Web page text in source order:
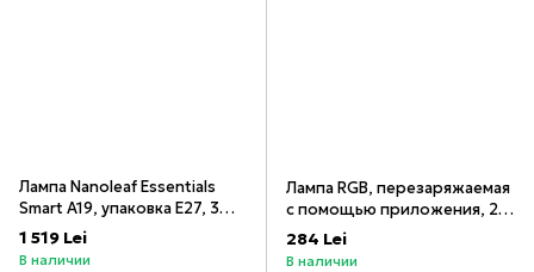
Лампа Nanoleaf Essentials
Smart A19, упаковка E27, 3
шт.
1 519 Lei
В наличии
Лампа RGB, перезаряжаемая
с помощью приложения, 2
упаковки
284 Lei
В наличии